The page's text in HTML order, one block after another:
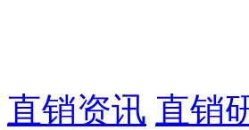
直销资讯 直销